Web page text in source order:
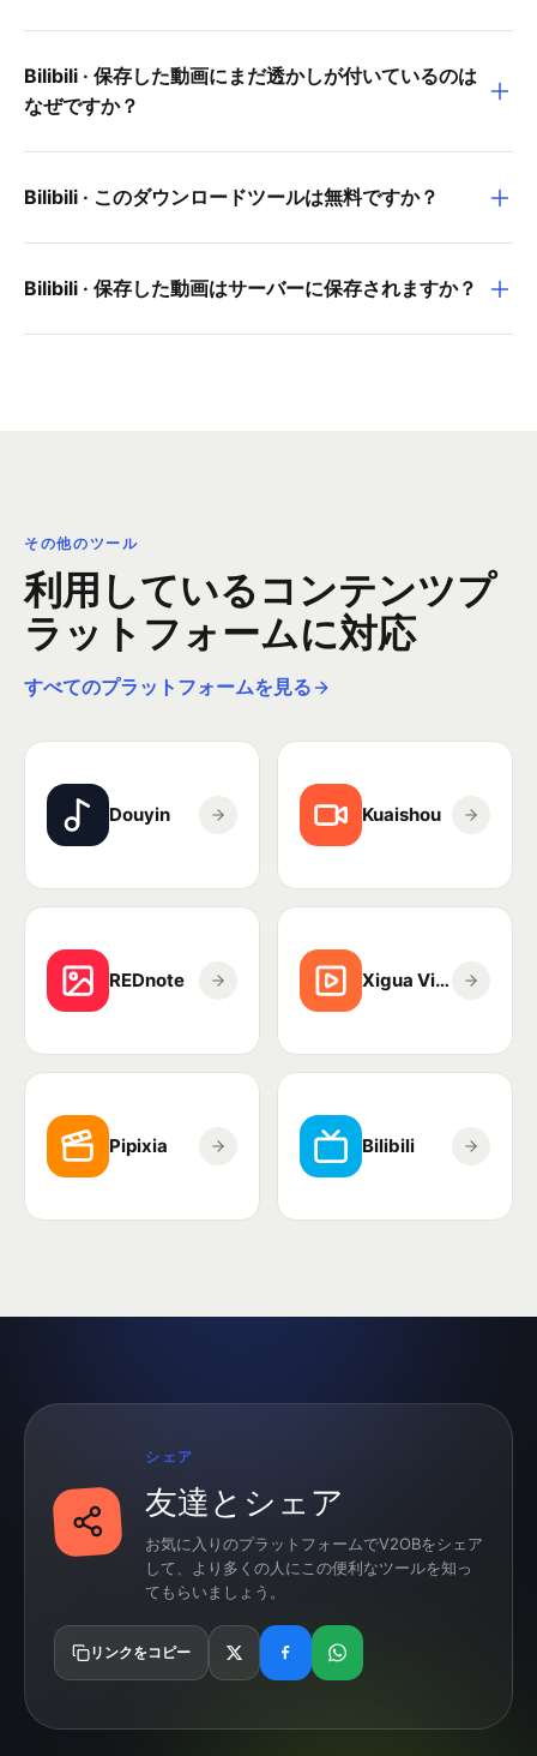
Bilibili · 保存した動画にまだ透かしが付いているのは
なぜですか？
Bilibili · このダウンロードツールは無料ですか？
Bilibili · 保存した動画はサーバーに保存されますか？
その他のツール
利用しているコンテンツプ
ラットフォームに対応
すべてのプラットフォームを見る
Douyin Kuaishou
REDnote Xigua Video
Pipixia Bilibili
シェア
友達とシェア
お気に入りのプラットフォームでV2OBをシェア
して、より多くの人にこの便利なツールを知っ
てもらいましょう。
リンクをコピー